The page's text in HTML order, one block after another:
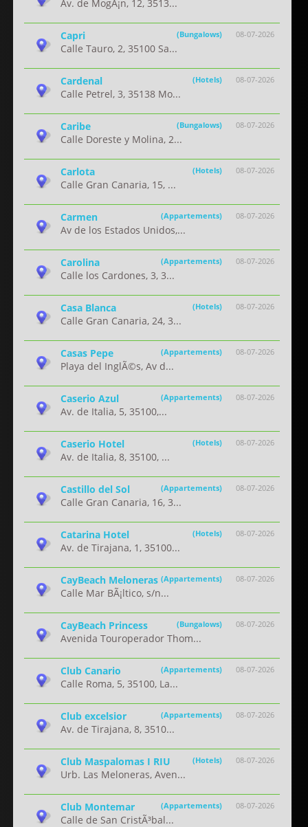
Av. de MogÃ¡n, 12, 3513...
08-07-2026
Capri (Bungalows)
Calle Tauro, 2, 35100 Sa...
08-07-2026
Cardenal (Hotels)
Calle Petrel, 3, 35138 Mo...
08-07-2026
Caribe (Bungalows)
Calle Doreste y Molina, 2...
08-07-2026
Carlota (Hotels)
Calle Gran Canaria, 15, ...
08-07-2026
Carmen (Appartements)
Av de los Estados Unidos,...
08-07-2026
Carolina (Appartements)
Calle los Cardones, 3, 3...
08-07-2026
Casa Blanca (Hotels)
Calle Gran Canaria, 24, 3...
08-07-2026
Casas Pepe (Appartements)
Playa del InglÃ©s, Av d...
08-07-2026
Caserio Azul (Appartements)
Av. de Italia, 5, 35100,...
08-07-2026
Caserio Hotel (Hotels)
Av. de Italia, 8, 35100, ...
08-07-2026
Castillo del Sol (Appartements)
Calle Gran Canaria, 16, 3...
08-07-2026
Catarina Hotel (Hotels)
Av. de Tirajana, 1, 35100...
08-07-2026
CayBeach Meloneras (Appartements)
Calle Mar BÃ¡ltico, s/n...
08-07-2026
CayBeach Princess (Bungalows)
Avenida Touroperador Thom...
08-07-2026
Club Canario (Appartements)
Calle Roma, 5, 35100, La...
08-07-2026
Club excelsior (Appartements)
Av. de Tirajana, 8, 3510...
08-07-2026
Club Maspalomas I RIU (Hotels)
Urb. Las Meloneras, Aven...
08-07-2026
Club Montemar (Appartements)
Calle de San CristÃ³bal...